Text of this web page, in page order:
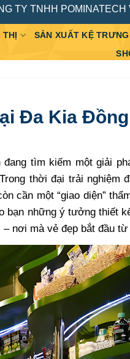
TY TNHH POMINATECH
THỊ SẢN XUẤT KỆ
Đa Kia
đang tìm kiếm một giải
thời đại trải nghiệm
cần một “giao diện”
bạn những ý tưởng thiết
– nơi mà vẻ đẹp bắt đầu